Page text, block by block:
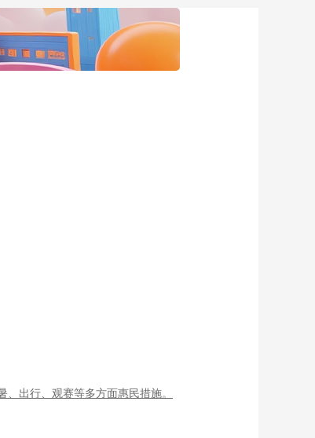
出行、观赛等多方面惠民措施。